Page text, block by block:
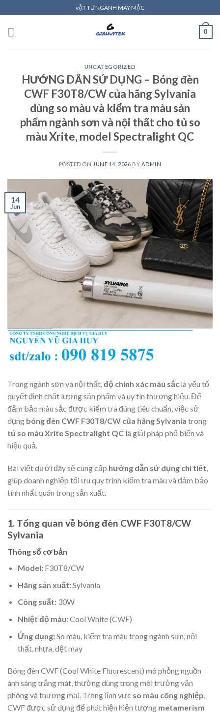
to
content
vẬT TƯNGÀNH MAY MẶC
0
UNCATEGORIZED
HƯỚNG DẪN SỬ DỤNG – Bóng đèn
CWF F30T8/CW của hãng Sylvania
dùng so màu và kiểm tra màu sản
phẩm ngành sơn và nội thất cho tủ so
màu Xrite, model Spectralight QC
POSTED ON JUNE 14, 2026 BY ADMIN
14
Jun
Trong ngành sơn và nội thất,độ chính xác màu sắc là yếu tố
quyết định chất lượng sản phẩm và uy tín thương hiệu. Để
đảm bảo màu sắc được kiểm tra đúng tiêu chuẩn, việc sử
dụng bóng đèn CWF F30T8/CW của hãng Sylvania trong
tủ so màu Xrite Spectralight QC là giải pháp phổ biến và
hiệu quả.
Bài viết dưới đây sẽ cung cấp hướng dẫn sử dụng chi tiết
giúp doanh nghiệp tối ưu quy trình kiểm tra màu và đảm bảo
tính nhất quán trong sản xuất.
1. Tổng quan về bóng đèn CWF F30T8/CW
Sylvania
Thông số cơ bản
Model:F30T8/CW
Hãng sản xuất:Sylvania
Công suất:30W
Nhiệt độ màu:Cool White (CWF)
Ứng dụng:So màu, kiểm tra màu trong ngành sơn, nội
thất, nhựa, dệt may
Bóng đèn CWF (Cool White Fluorescent) mô phỏng nguồn
ánh sáng trắng mát, thường dùng trong môi trường văn
phòng và thương mại. Trong lĩnh vực so màu công nghiệp,
CWF được sử dụng để phát hiện hiện tượng metamerism